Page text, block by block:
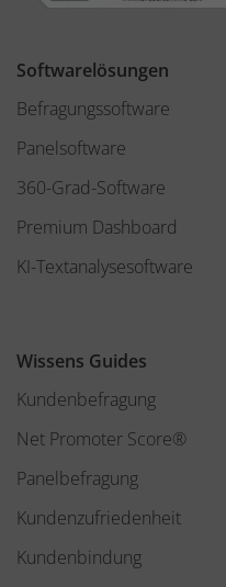
Softwarelösungen
Befragungssoftware
Panelsoftware
360-Grad-Software
Premium Dashboard
KI-Textanalysesoftware
Wissens Guides
Kundenbefragung
Net Promoter Score®
Panelbefragung
Kundenzufriedenheit
Kundenbindung